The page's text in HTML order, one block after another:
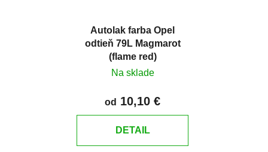
Autolak farba Opel
odtieň 79L Magmarot
(flame red)
Na sklade
od 10,10 €
DETAIL